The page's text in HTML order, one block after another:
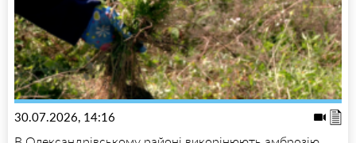
30.07.2026, 14:16